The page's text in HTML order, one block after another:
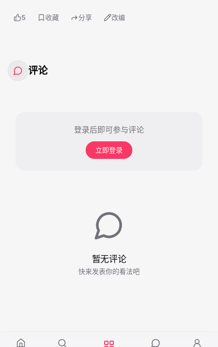
5 收藏 分享 改编
评论
登录后即可参与评论
立即登录
暂无评论
快来发表你的看法吧